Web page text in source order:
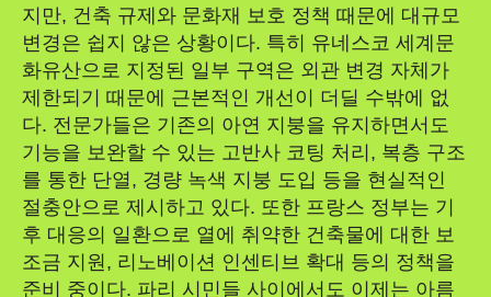
지만, 건축 규제와 문화재 보호 정책 때문에 대규모
변경은 쉽지 않은 상황이다. 특히 유네스코 세계문
화유산으로 지정된 일부 구역은 외관 변경 자체가
제한되기 때문에 근본적인 개선이 더딜 수밖에 없
다. 전문가들은 기존의 아연 지붕을 유지하면서도
기능을 보완할 수 있는 고반사 코팅 처리, 복층 구조
를 통한 단열, 경량 녹색 지붕 도입 등을 현실적인
절충안으로 제시하고 있다. 또한 프랑스 정부는 기
후 대응의 일환으로 열에 취약한 건축물에 대한 보
조금 지원, 리노베이션 인센티브 확대 등의 정책을
준비 중이다. 파리 시민들 사이에서도 이제는 아름